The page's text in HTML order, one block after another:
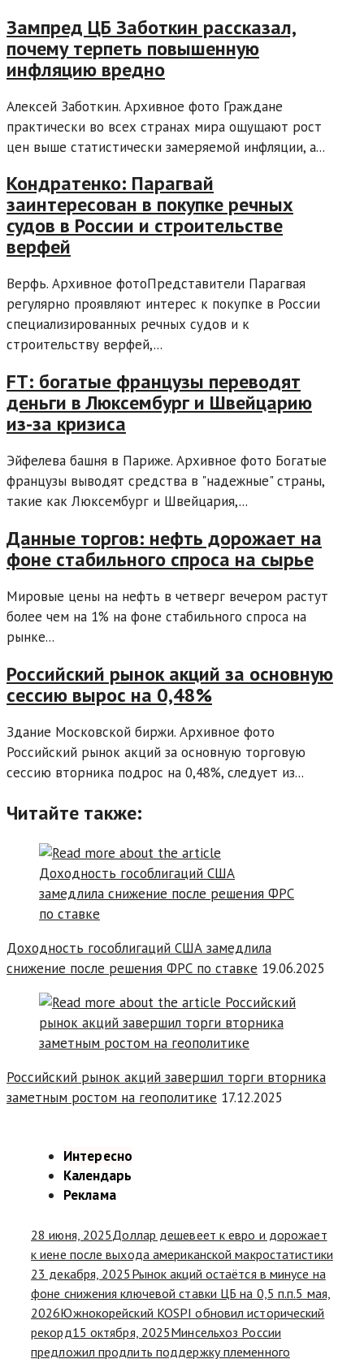
Зампред ЦБ Заботкин рассказал,
почему терпеть повышенную
инфляцию вредно
Алексей Заботкин. Архивное фото Граждане
практически во всех странах мира ощущают рост
цен выше статистически замеряемой инфляции, а...
Кондратенко: Парагвай
заинтересован в покупке речных
судов в России и строительстве
верфей
Верфь. Архивное фотоПредставители Парагвая
регулярно проявляют интерес к покупке в России
специализированных речных судов и к
строительству верфей,...
FT: богатые французы переводят
деньги в Люксембург и Швейцарию
из-за кризиса
Эйфелева башня в Париже. Архивное фото Богатые
французы выводят средства в "надежные" страны,
такие как Люксембург и Швейцария,...
Данные торгов: нефть дорожает на
фоне стабильного спроса на сырье
Мировые цены на нефть в четверг вечером растут
более чем на 1% на фоне стабильного спроса на
рынке...
Российский рынок акций за основную
сессию вырос на 0,48%
Здание Московской биржи. Архивное фото
Российский рынок акций за основную торговую
сессию вторника подрос на 0,48%, следует из...
Читайте также:
Доходность гособлигаций США замедлила
снижение после решения ФРС по ставке 19.06.2025
Российский рынок акций завершил торги вторника
заметным ростом на геополитике 17.12.2025
Интересно
Календарь
Реклама
28 июня, 2025 Доллар дешевеет к евро и дорожает
к иене после выхода американской макростатистики
23 декабря, 2025 Рынок акций остаётся в минусе на
фоне снижения ключевой ставки ЦБ на 0,5 п.п.5 мая,
2026Южнокорейский KOSPI обновил исторический
рекорд15 октября, 2025Минсельхоз России
предложил продлить поддержку племенного